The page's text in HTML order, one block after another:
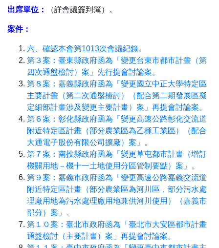
出席單位： （詳會議簽到簿）。
案件：
六、確認本會第1013次會議紀錄。
第３案：臺東縣政府函為「變更台東市都市計畫（第
四次通盤檢討）案」先行提會討論案。
第８案：嘉義縣政府函為「變更國立中正大學特定區
主要計畫（第二次通盤檢討）（配合第二期發展區擬
定細部計畫涉及變更主要計畫）案」再提會討論案。
第６案：彰化縣政府函為「變更高速公路彰化交流道
附近特定區計畫（部分農業區為乙種工業區）（配合
大通電子股份有限公司擴廠）案」。
第７案：南投縣政府函為「變更草屯都市計畫（增訂
機關用地－機十一土地使用分區管制要點）案」。
第９案：嘉義市政府函為「變更高速公路嘉義交流道
附近特定區計畫（部分農業區為河川區，部分污水處
理廠用地為污水處理廠用地兼供河川使用）（嘉義市
部分）案」。
第１０案：臺北市政府函為「臺北市大安區都市計畫
通盤檢討（主要計畫）案」再提會討論案。